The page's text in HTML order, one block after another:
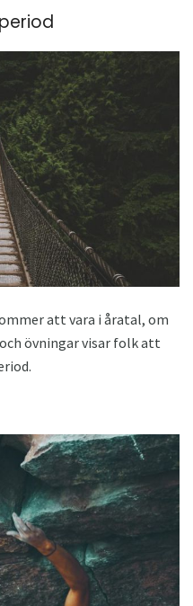
att vara i åratal, om
övningar visar folk att